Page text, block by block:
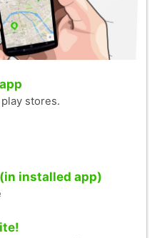
stores.
installed app)